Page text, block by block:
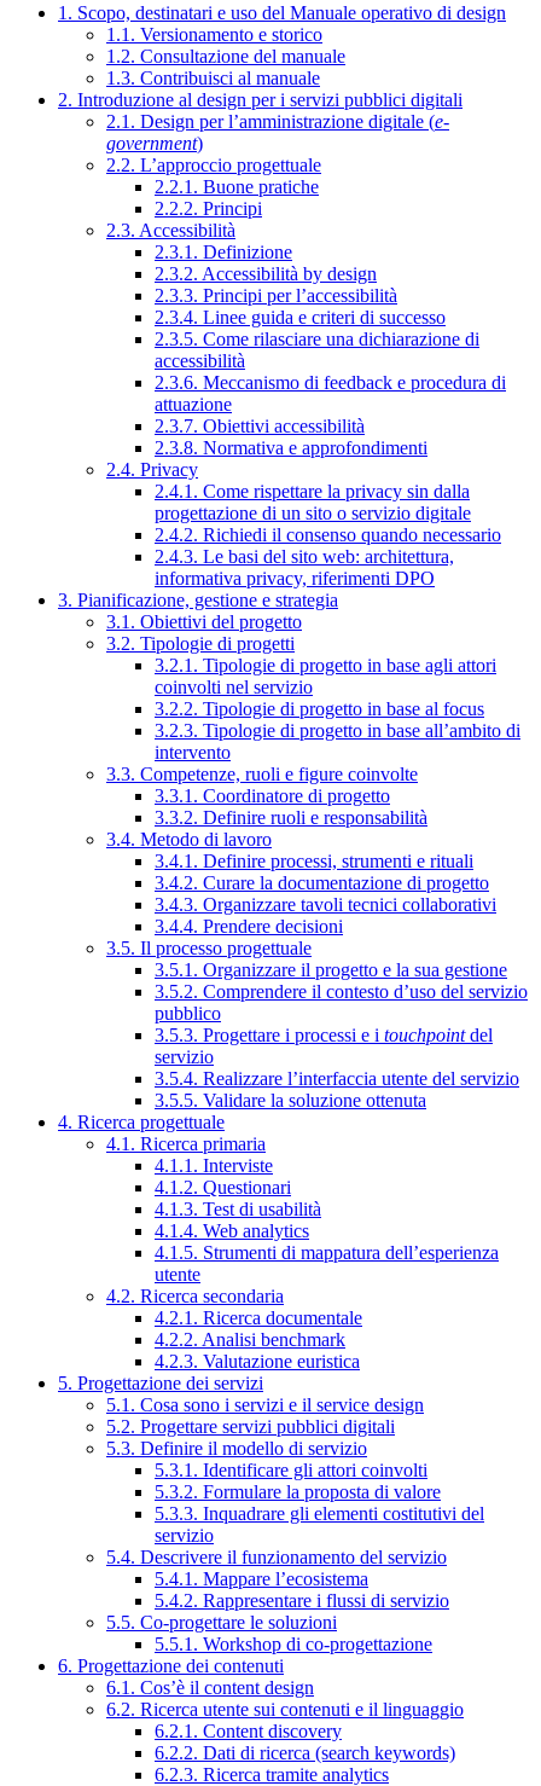
1. Scopo, destinatari e uso del Manuale operativo di design
1.1. Versionamento e storico
1.2. Consultazione del manuale
1.3. Contribuisci al manuale
2. Introduzione al design per i servizi pubblici digitali
2.1. Design per l’amministrazione digitale (e-
government)
2.2. L’approccio progettuale
2.2.1. Buone pratiche
2.2.2. Principi
2.3. Accessibilità
2.3.1. Definizione
2.3.2. Accessibilità by design
2.3.3. Principi per l’accessibilità
2.3.4. Linee guida e criteri di successo
2.3.5. Come rilasciare una dichiarazione di
accessibilità
2.3.6. Meccanismo di feedback e procedura di
attuazione
2.3.7. Obiettivi accessibilità
2.3.8. Normativa e approfondimenti
2.4. Privacy
2.4.1. Come rispettare la privacy sin dalla
progettazione di un sito o servizio digitale
2.4.2. Richiedi il consenso quando necessario
2.4.3. Le basi del sito web: architettura,
informativa privacy, riferimenti DPO
3. Pianificazione, gestione e strategia
3.1. Obiettivi del progetto
3.2. Tipologie di progetti
3.2.1. Tipologie di progetto in base agli attori
coinvolti nel servizio
3.2.2. Tipologie di progetto in base al focus
3.2.3. Tipologie di progetto in base all’ambito di
intervento
3.3. Competenze, ruoli e figure coinvolte
3.3.1. Coordinatore di progetto
3.3.2. Definire ruoli e responsabilità
3.4. Metodo di lavoro
3.4.1. Definire processi, strumenti e rituali
3.4.2. Curare la documentazione di progetto
3.4.3. Organizzare tavoli tecnici collaborativi
3.4.4. Prendere decisioni
3.5. Il processo progettuale
3.5.1. Organizzare il progetto e la sua gestione
3.5.2. Comprendere il contesto d’uso del servizio
pubblico
3.5.3. Progettare i processi e i touchpointdel
servizio
3.5.4. Realizzare l’interfaccia utente del servizio
3.5.5. Validare la soluzione ottenuta
4. Ricerca progettuale
4.1. Ricerca primaria
4.1.1. Interviste
4.1.2. Questionari
4.1.3. Test di usabilità
4.1.4. Web analytics
4.1.5. Strumenti di mappatura dell’esperienza
utente
4.2. Ricerca secondaria
4.2.1. Ricerca documentale
4.2.2. Analisi benchmark
4.2.3. Valutazione euristica
5. Progettazione dei servizi
5.1. Cosa sono i servizi e il service design
5.2. Progettare servizi pubblici digitali
5.3. Definire il modello di servizio
5.3.1. Identificare gli attori coinvolti
5.3.2. Formulare la proposta di valore
5.3.3. Inquadrare gli elementi costitutivi del
servizio
5.4. Descrivere il funzionamento del servizio
5.4.1. Mappare l’ecosistema
5.4.2. Rappresentare i flussi di servizio
5.5. Co-progettare le soluzioni
5.5.1. Workshop di co-progettazione
6. Progettazione dei contenuti
6.1. Cos’è il content design
6.2. Ricerca utente sui contenuti e il linguaggio
6.2.1. Content discovery
6.2.2. Dati di ricerca (search keywords)
6.2.3. Ricerca tramite analytics